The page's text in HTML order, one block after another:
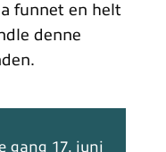
funnet en helt
denne
gang 17. juni